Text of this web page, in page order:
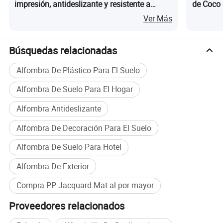
impresión, antideslizante y resistente a
Ver Más
de
Búsquedas relacionadas
Alfombra De Plástico Para El Suelo
Alfombra De Suelo Para El Hogar
Alfombra Antideslizante
Alfombra De Decoración Para El Suelo
Alfombra De Suelo Para Hotel
Alfombra De Exterior
Compra PP Jacquard Mat al por mayor
Proveedores relacionados